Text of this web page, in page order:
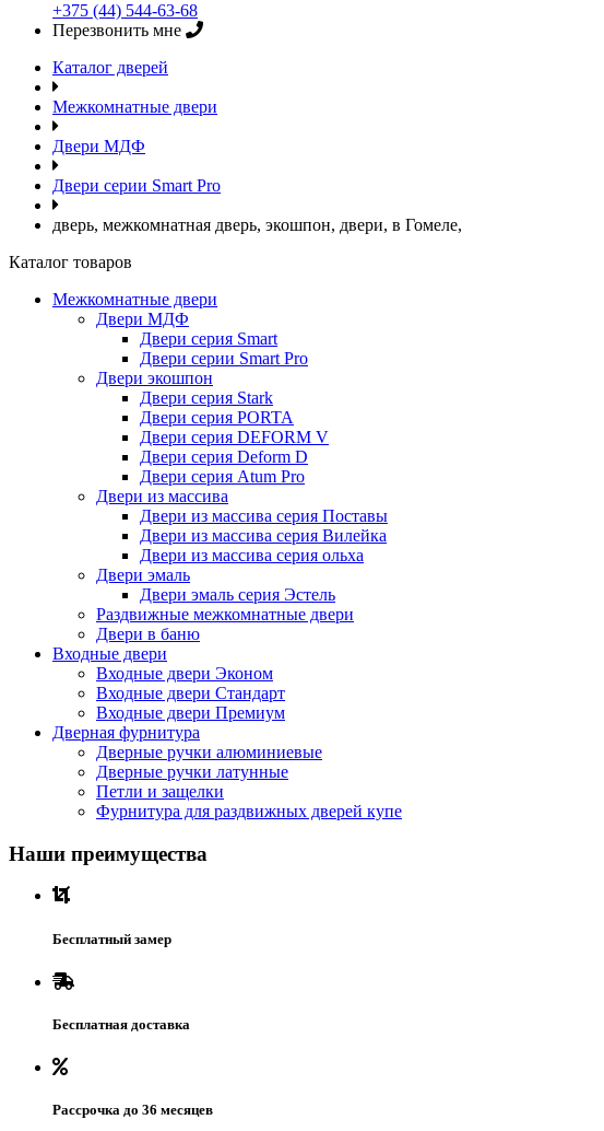
+375 (44) 544-63-68
Перезвонить мне
Каталог дверей
Межкомнатные двери
Двери МДФ
Двери серии Smart Pro
дверь, межкомнатная дверь, экошпон, двери, в Гомеле,
Каталог товаров
Межкомнатные двери
Двери МДФ
Двери серия Smart
Двери серии Smart Pro
Двери экошпон
Двери серия Stark
Двери серия PORTA
Двери серия DEFORM V
Двери серия Deform D
Двери серия Atum Pro
Двери из массива
Двери из массива серия Поставы
Двери из массива серия Вилейка
Двери из массива серия ольха
Двери эмаль
Двери эмаль серия Эстель
Раздвижные межкомнатные двери
Двери в баню
Входные двери
Входные двери Эконом
Входные двери Стандарт
Входные двери Премиум
Дверная фурнитура
Дверные ручки алюминиевые
Дверные ручки латунные
Петли и защелки
Фурнитура для раздвижных дверей купе
Наши преимущества
Бесплатный замер
Бесплатная доставка
Рассрочка до 36 месяцев